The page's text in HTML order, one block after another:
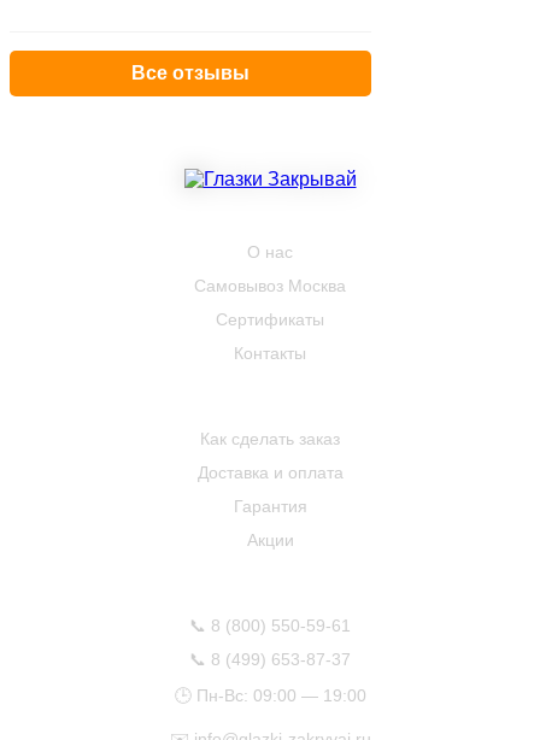
Все отзывы
О нас
Самовывоз Москва
Сертификаты
Контакты
Как сделать заказ
Доставка и оплата
Гарантия
Акции
📞 8 (800) 550-59-61
📞 8 (499) 653-87-37
🕒 Пн-Вс: 09:00 — 19:00